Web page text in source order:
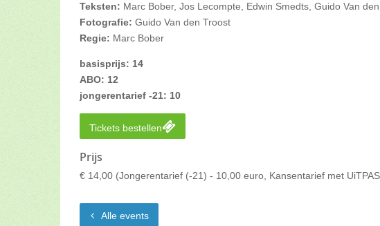
Teksten: Marc Bober, Jos Lecompte, Edwin Smedts, Guido Van
Fotografie: Guido Van den Troost
Regie: Marc Bober
basisprijs: 14
ABO: 12
jongerentarief -21: 10
Tickets bestellen
Prijs
€ 14,00 (Jongerentarief (-21) - 10,00 euro, Kansentarief met
Alle events